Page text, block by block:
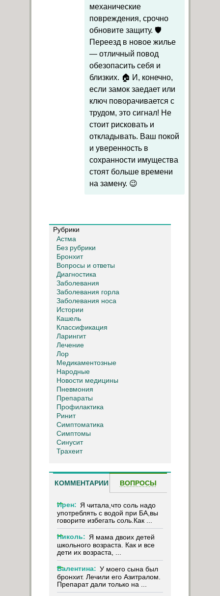
механические
повреждения, срочно
обновите защиту. 🛡️
Переезд в новое жилье
— отличный повод
обезопасить себя и
близких. 🏠 И, конечно,
если замок заедает или
ключ поворачивается с
трудом, это сигнал! Не
стоит рисковать и
откладывать. Ваш покой
и уверенность в
сохранности имущества
стоят больше времени
на замену. 😉
Рубрики
Астма
Без рубрики
Бронхит
Вопросы и ответы
Диагностика
Заболевания
Заболевания горла
Заболевания носа
Истории
Кашель
Классификация
Ларингит
Лечение
Лор
Медикаментозные
Народные
Новости медицины
Пневмония
Препараты
Профилактика
Ринит
Симптоматика
Симптомы
Синусит
Трахеит
КОММЕНТАРИИ ВОПРОСЫ
Ирен: Я читала,что соль надо
употреблять с водой при БА,вы
говорите избегать соль.Как ...
Николь: Я мама двоих детей
школьного возраста. Как и все
дети их возраста, ...
Валентина: У моего сына был
бронхит. Лечили его Азитралом.
Препарат дали только на ...